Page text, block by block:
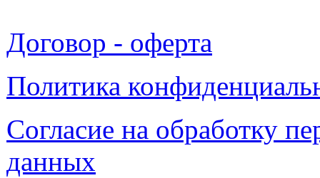
Договор - оферта
Политика
Согласие на обработку
данных